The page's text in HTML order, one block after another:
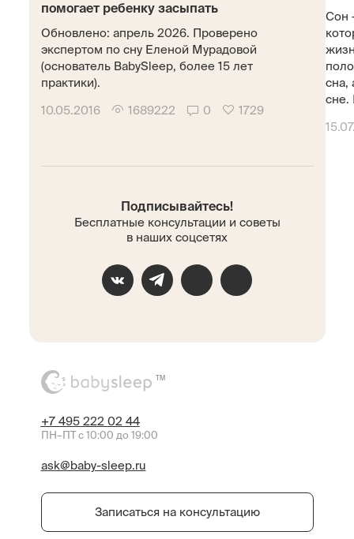
помогает ребенку засыпать
Обновлено: апрель 2026. Проверено
экспертом по сну Еленой Мурадовой
(основатель BabySleep, более 15 лет
практики).
10.05.2016 1689222 0 1729
Сон
сна,
сне.
Подписывайтесь!
Бесплатные консультации и советы
в наших соцсетях
TM
+7 495 222 02 44
ПН–ПТ с 10:00 до 19:00
ask@baby-sleep.ru
Записаться на консультацию